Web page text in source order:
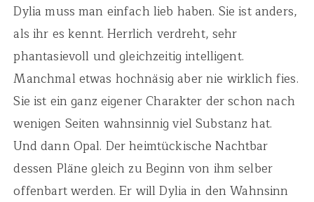
Dylia muss man einfach lieb haben. Sie ist anders,
als ihr es kennt. Herrlich verdreht, sehr
phantasievoll und gleichzeitig intelligent.
Manchmal etwas hochnäsig aber nie wirklich fies.
Sie ist ein ganz eigener Charakter der schon nach
wenigen Seiten wahnsinnig viel Substanz hat.
Und dann Opal. Der heimtückische Nachtbar
dessen Pläne gleich zu Beginn von ihm selber
offenbart werden. Er will Dylia in den Wahnsinn